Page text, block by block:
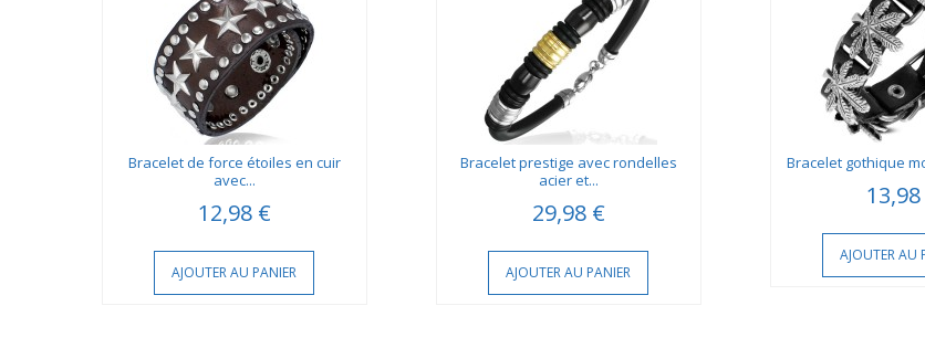
Bracelet de force étoiles en cuir
avec...
12,98 €
AJOUTER AU PANIER
Bracelet prestige avec rondelles
acier et...
29,98 €
AJOUTER AU PANIER
Bracelet gothique
AJOUTER AU